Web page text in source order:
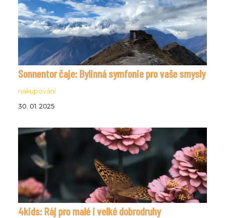
Sonnentor čaje: Bylinná symfonie pro vaše smysly
nakupování
30. 01. 2025
4kids: Ráj pro malé i velké dobrodruhy